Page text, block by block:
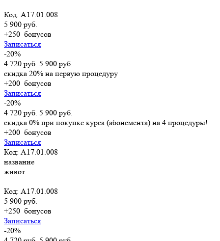
Код: А17.01.008
5 900 руб.
+250 бонусов
Записаться
-20%
4 720 руб. 5 900 руб.
скидка 20% на первую процедуру
+200 бонусов
Записаться
-20%
4 720 руб. 5 900 руб.
скидка 0% при покупке курса (абонемента) на 4 процедуры!
+200 бонусов
Записаться
Код: А17.01.008
название
живот
Код: А17.01.008
5 900 руб.
+250 бонусов
Записаться
-20%